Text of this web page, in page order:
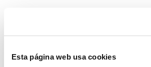
Esta página web usa cookies
Si te apetece animarte a
nuestras instalaciones te
continuación: